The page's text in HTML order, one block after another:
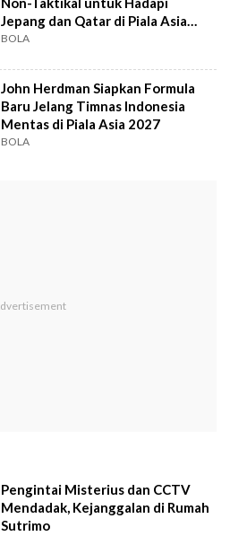
Jepang dan Qatar di Piala Asia
2027
BOLA
John Herdman Siapkan Formula
Baru Jelang Timnas Indonesia
Mentas di Piala Asia 2027
BOLA
Pengintai Misterius dan CCTV
Mendadak, Kejanggalan di Rumah
Sutrimo